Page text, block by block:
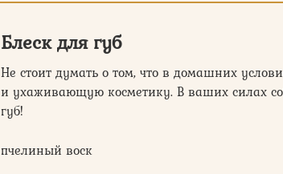
Блеск для губ
Не стоит думать о том, что в домашних
и ухаживающую косметику. В ваших силах
губ!
пчелиный воск